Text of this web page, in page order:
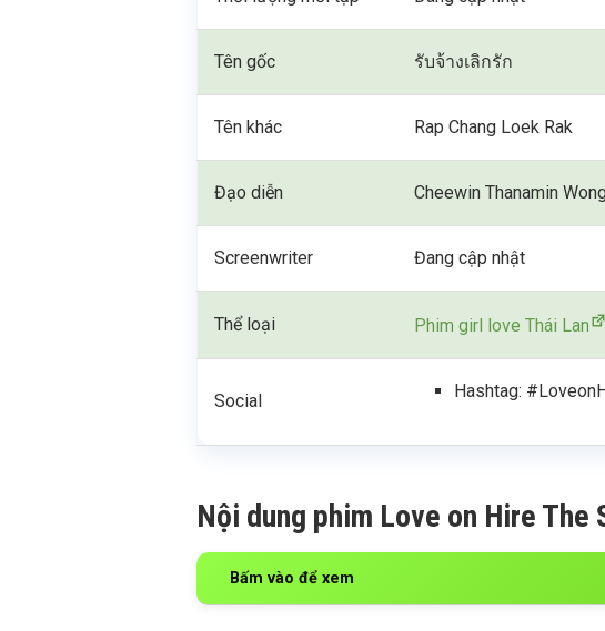
Tên gốc รับจ้างเลิกรัก
Tên khác Rap Chang Loek Rak
Đạo diễn Cheewin Thanamin
Screenwriter Đang cập nhật
Thể loại Phim girl love Thái Lan
Social Hashtag:
Nội dung phim Love on Hire The
Bấm vào để xem